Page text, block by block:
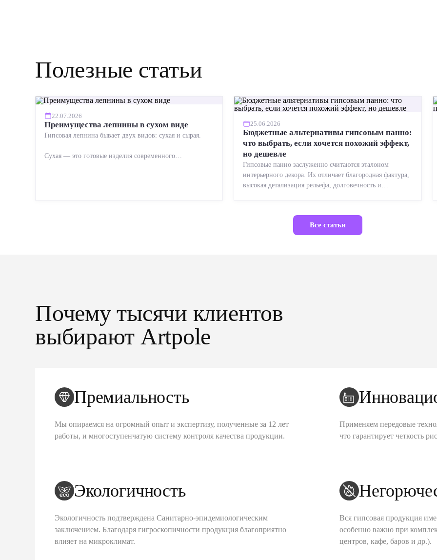
Полезные статьи
22.07.2026
Преимущества лепнины в сухом виде
Гипсовая лепнина бывает двух видов: сухая и сырая.
Сухая — это готовые изделия современного
25.06.2026
Бюджетные альтернативы гипсовым панно:
что выбрать, если хочется похожий эффект,
но дешевле
Гипсовые панно заслуженно считаются эталоном
интерьерного декора. Их отличает благородная фактура,
высокая детализация рельефа, долговечность и
Все статьи
Почему тысячи клиентов
выбирают Artpole
Премиальность
Мы опираемся на огромный опыт и экспертизу, полученные за 12 лет
работы, и многоступенчатую систему контроля качества продукции.
Применяем передовые
что гарантирует четкость
Экологичность
Экологичность подтверждена Санитарно-эпидемиологическим
заключением. Благодаря гигроскопичности продукция благоприятно
влияет на микроклимат.
Вся гипсовая продукция
особенно важно при
центров, кафе, баров и др.).